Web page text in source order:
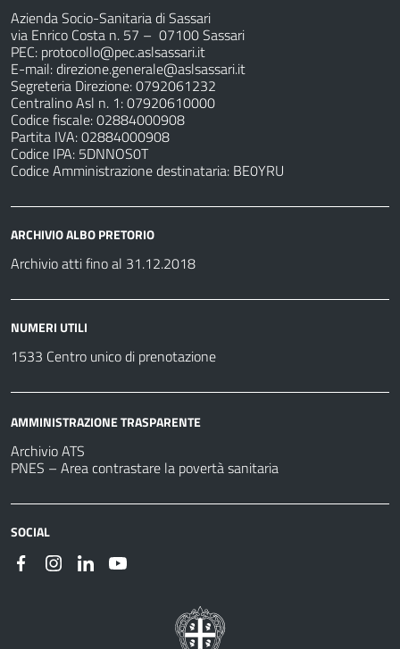
Azienda Socio-Sanitaria di Sassari
via Enrico Costa n. 57 – 07100 Sassari
PEC: protocollo@pec.aslsassari.it
E-mail:direzione.generale@aslsassari.it
Segreteria Direzione: 0792061232
Centralino Asl n. 1: 07920610000
Codice fiscale: 02884000908
Partita IVA: 02884000908
Codice IPA: 5DNNOS0T
Codice Amministrazione destinataria: BE0YRU
ARCHIVIO ALBO PRETORIO
Archivio atti fino al 31.12.2018
NUMERI UTILI
1533 Centro unico di prenotazione
AMMINISTRAZIONE TRASPARENTE
Archivio ATS
PNES – Area contrastare la povertà sanitaria
SOCIAL